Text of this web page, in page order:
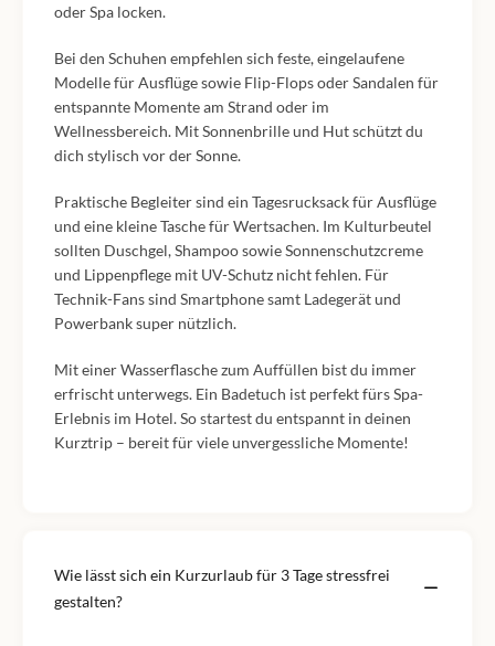
oder Spa locken.
Bei den Schuhen empfehlen sich feste, eingelaufene
Modelle für Ausflüge sowie Flip-Flops oder Sandalen für
entspannte Momente am Strand oder im
Wellnessbereich. Mit Sonnenbrille und Hut schützt du
dich stylisch vor der Sonne.
Praktische Begleiter sind ein Tagesrucksack für Ausflüge
und eine kleine Tasche für Wertsachen. Im Kulturbeutel
sollten Duschgel, Shampoo sowie Sonnenschutzcreme
und Lippenpflege mit UV-Schutz nicht fehlen. Für
Technik-Fans sind Smartphone samt Ladegerät und
Powerbank super nützlich.
Mit einer Wasserflasche zum Auffüllen bist du immer
erfrischt unterwegs. Ein Badetuch ist perfekt fürs Spa-
Erlebnis im Hotel. So startest du entspannt in deinen
Kurztrip – bereit für viele unvergessliche Momente!
Wie lässt sich ein Kurzurlaub für 3 Tage stressfrei
gestalten?